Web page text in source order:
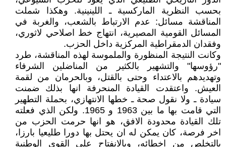
بحسب النظرية الماركسية ـ اللينينية. وهكذا شملت
المناقشة مسائل: عدم الارتباط بالشعب، والغربة في
المسائل القومية المصيرية، انتهاج خط اصلاحي لاثوري،
وفقدان الدمقراطية المركزية داخل الحزب.
وكانت النتيجة المنظورة والملموسة لهذه المناقشة، طرد
"رؤوسها" والتشهير بالكثير من المناضلين الشرفاء
وتهديدهم بالاعتداء وحتى بالقتل، وبالحرمان من لقمة
العيش. واعتقدت القيادة المنحرفة انها بذلك ضمنت
سيادة ـ ولا نقول صحة ـ خطها الانتهازي، بحملة التطهير
التي قامت بها ما بين 1963 و 1965. ولكن الذي فعلته
تلك القيادة محدودة الافق، هو انها حرمت الحزب من
اخر فرصة، كان يمكن له ان يحتل بها دورا طليعيا بارزا،
بالتخلص من اخطائه، وبالانفتاح على القوى الوطنية